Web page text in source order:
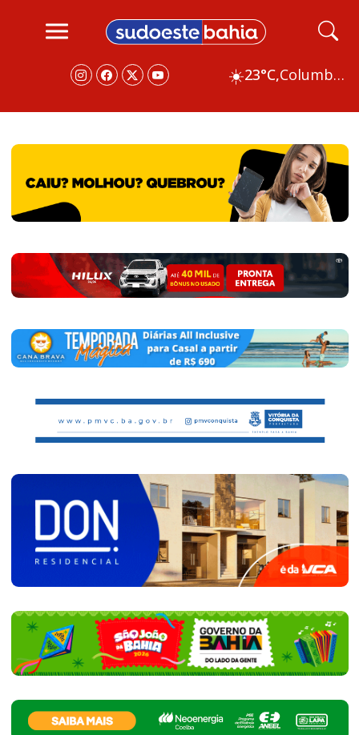
☀️23°C, Columbus